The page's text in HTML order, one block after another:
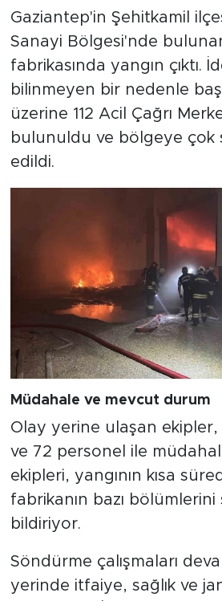
Gaziantep'in Şehitkamil
Sanayi Bölgesi'nde
fabrikasında yangın çıktı.
bilinmeyen bir nedenle
üzerine 112 Acil Çağrı
bulunuldu ve bölgeye çok
edildi.
Müdahale ve mevcut durum
Olay yerine ulaşan ekipler,
ve 72 personel ile
ekipleri, yangının kısa
fabrikanın bazı bölümlerini
bildiriyor.
Söndürme çalışmaları
yerinde itfaiye, sağlık ve